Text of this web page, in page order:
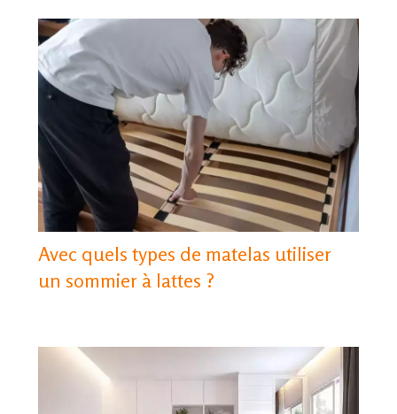
Avec quels types de matelas utiliser
un sommier à lattes ?